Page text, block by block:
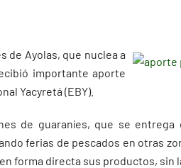
de Ayolas, que nuclea a
importante aporte
Yacyretá (EBY).
de guaraníes, que se
ferias de pescados en otras
forma directa sus productos, sin